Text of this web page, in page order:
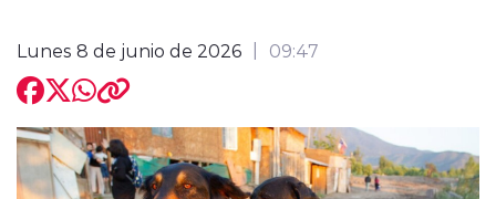
Entrevistas
Lunes 8 de junio de 2026 09:47